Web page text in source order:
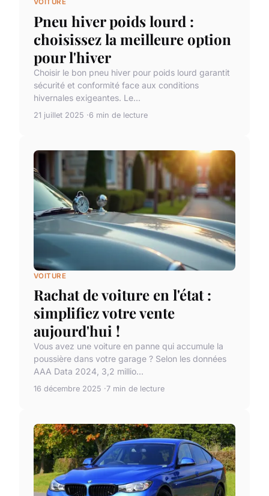
VOITURE
Pneu hiver poids lourd :
choisissez la meilleure option
pour l'hiver
Choisir le bon pneu hiver pour poids lourd garantit
sécurité et conformité face aux conditions
hivernales exigeantes. Le...
21 juillet 2025 6 min de lecture
VOITURE
Rachat de voiture en l'état :
simplifiez votre vente
aujourd'hui !
Vous avez une voiture en panne qui accumule la
poussière dans votre garage ? Selon les données
AAA Data 2024, 3,2 millio...
16 décembre 2025 7 min de lecture